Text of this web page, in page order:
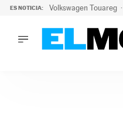
ES NOTICIA: Volkswagen Touareg